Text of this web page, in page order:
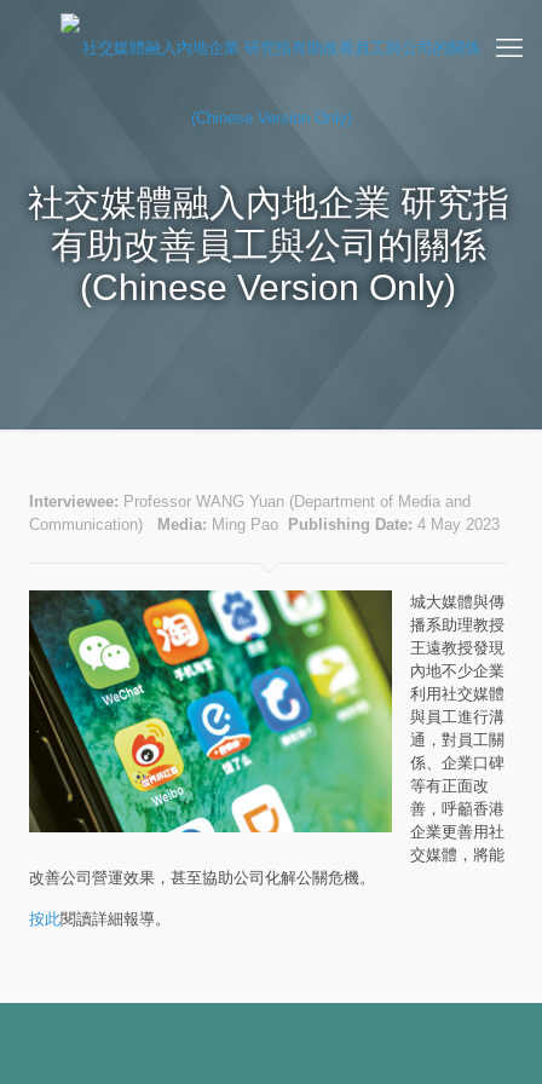
社交媒體融入內地企業 研究指
有助改善員工與公司的關係
(Chinese Version Only)
Interviewee: Professor WANG Yuan (Department of Media and
Communication)
Media: Ming Pao Publishing Date: 4 May 2023
城大媒體與傳
播系助理教授
王遠教授發現
內地不少企業
利用社交媒體
與員工進行溝
通，對員工關
係、企業口碑
等有正面改
善，呼籲香港
企業更善用社
交媒體，將能
改善公司營運效果，甚至協助公司化解公關危機。
按此閱讀詳細報導。